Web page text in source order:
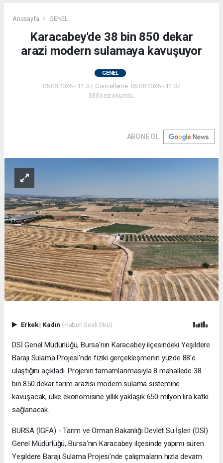
Anasayfa GENEL
Karacabey'de 38 bin 850 dekar
arazi modern sulamaya kavuşuyor
GENEL
05.08.2026 - 11:37, Güncelleme: 05.08.2026 - 11:37
333 kez okundu.
ABONE OL
Erkek| Kadın (Haberi Sesli Oku)
DSİ Genel Müdürlüğü, Bursa'nın Karacabey ilçesindeki Yeşildere
Barajı Sulama Projesi'nde fiziki gerçekleşmenin yüzde 88'e
ulaştığını açıkladı. Projenin tamamlanmasıyla 8 mahallede 38
bin 850 dekar tarım arazisi modern sulama sistemine
kavuşacak, ülke ekonomisine yıllık yaklaşık 650 milyon lira katkı
sağlanacak.
BURSA (İGFA) - Tarım ve Orman Bakanlığı Devlet Su İşleri (DSİ)
Genel Müdürlüğü, Bursa'nın Karacabey ilçesinde yapımı süren
Yeşildere Barajı Sulama Projesi'nde çalışmaların hızla devam